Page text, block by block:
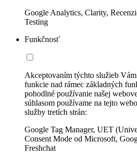
Google Analytics, Clarity,
Testing
Funkčnosť
Akceptovaním týchto služieb
funkcie nad rámec základných
pohodlné používanie našej
súhlasom používame na tejto
služby tretích strán:
Google Tag Manager, UET
Consent Mode od Microsoft,
Freshchat